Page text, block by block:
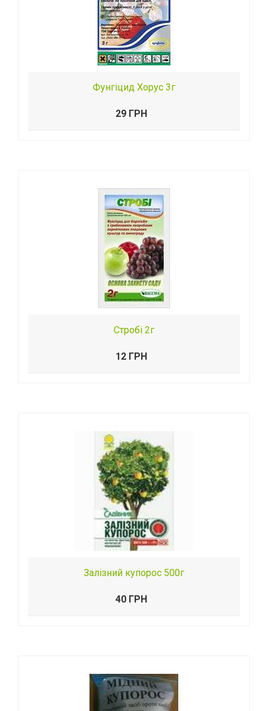
Фунгіцид Хорус 3г
29 ГРН
Стробі 2г
12 ГРН
Залізний купорос 500г
40 ГРН